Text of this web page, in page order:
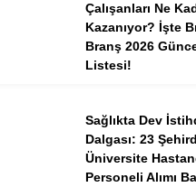
Çalışanları Ne
Kazanıyor? İşte
Branş 2026
Listesi!
Sağlıkta Dev
Dalgası: 23
Üniversite
Personeli Alımı